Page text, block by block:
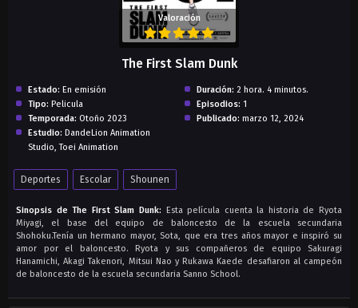
Valoración
The First Slam Dunk
Estado: En emisión
Tipo: Pelicula
Temporada: Otoño 2023
Estudio: DandeLion Animation
Studio, Toei Animation
Duración: 2 hora. 4 minutos.
Episodios: 1
Publicado: marzo 12, 2024
Deportes Escolar Shounen
Sinopsis de The First Slam Dunk: Esta película cuenta la historia de Ryota
Miyagi, el base del equipo de baloncesto de la escuela secundaria
Shohoku.Tenía un hermano mayor, Sota, que era tres años mayor e inspiró su
amor por el baloncesto. Ryota y sus compañeros de equipo Sakuragi
Hanamichi, Akagi Takenori, Mitsui Nao y Rukawa Kaede desafiaron al campeón
de baloncesto de la escuela secundaria Sanno School.